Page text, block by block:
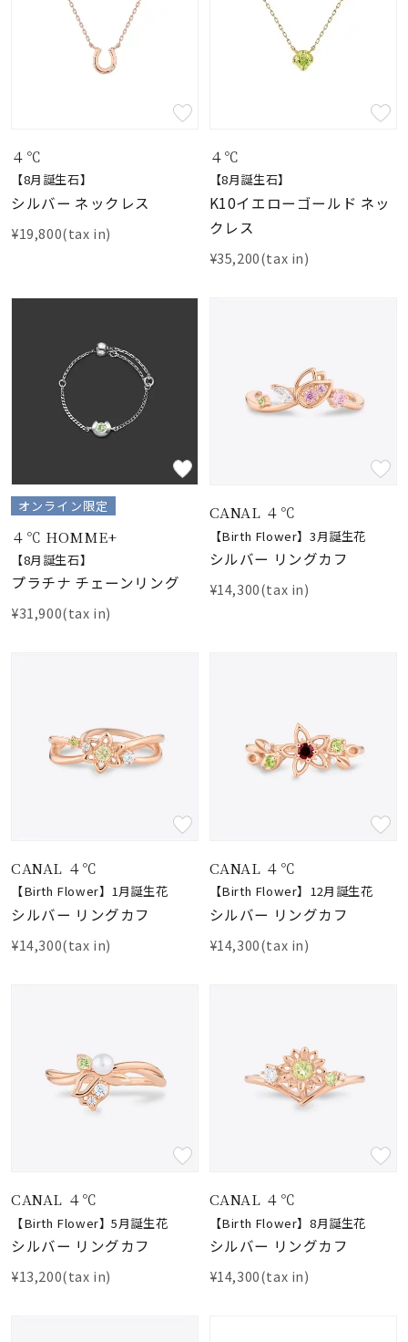
４℃
【8月誕生石】
シルバー ネックレス
¥19,800(tax in)
４℃
【8月誕生石】
K10イエローゴールド ネッ
クレス
¥35,200(tax in)
オンライン限定
４℃ HOMME+
【8月誕生石】
プラチナ チェーンリング
¥31,900(tax in)
CANAL ４℃
【Birth Flower】3月誕生花
シルバー リングカフ
¥14,300(tax in)
CANAL ４℃
【Birth Flower】1月誕生花
シルバー リングカフ
¥14,300(tax in)
CANAL ４℃
【Birth Flower】12月誕生花
シルバー リングカフ
¥14,300(tax in)
CANAL ４℃
【Birth Flower】5月誕生花
シルバー リングカフ
¥13,200(tax in)
CANAL ４℃
【Birth Flower】8月誕生花
シルバー リングカフ
¥14,300(tax in)